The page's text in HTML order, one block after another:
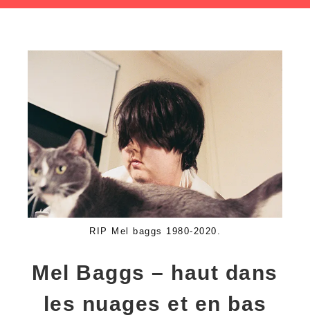
RIP Mel baggs 1980-2020.
Mel Baggs – haut dans
les nuages et en bas